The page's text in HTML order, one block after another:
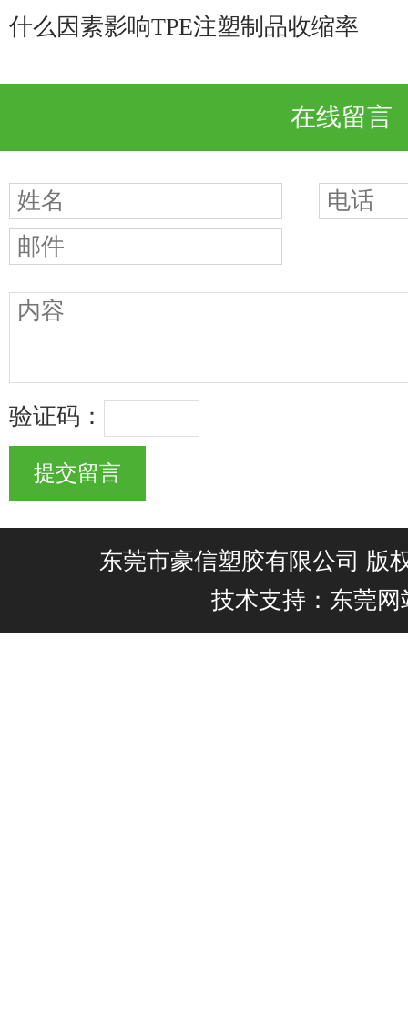
什么因素影响TPE注塑制品收缩率
在线留言
验证码：
东莞市豪信塑胶有限公司 版
技术支持：东莞网